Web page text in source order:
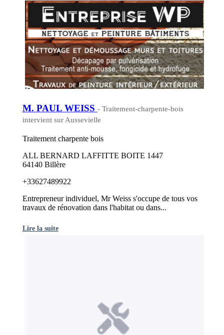
M. PAUL WEISS - Traitement-charpente-bois
intervient sur Aussevielle
Traitement charpente bois
ALL BERNARD LAFFITTE BOITE 1447
64140 Billère
+33627489922
Entrepreneur individuel, Mr Weiss s'occupe de tous vos
travaux de rénovation dans l'habitat ou dans...
Lire la suite